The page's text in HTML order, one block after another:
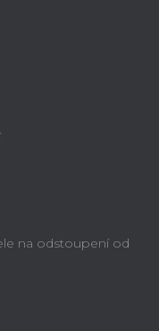
na odstoupení od